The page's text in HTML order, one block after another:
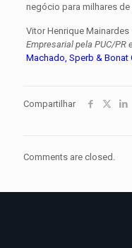
negócio para milhares de
Vitor Henrique Mainardes
Empresarial pela PUC/PR
Machado, Sperb &
Compartilhar
Comments are closed.